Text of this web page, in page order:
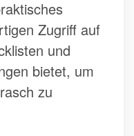
Zugriff auf
und
bietet, um
zu